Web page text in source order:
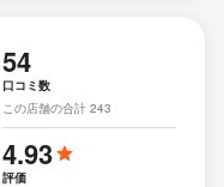
54
口コミ数
この店舗の合計 243
4.93
評価